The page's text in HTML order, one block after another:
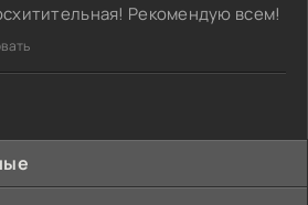
Рекомендую всем!